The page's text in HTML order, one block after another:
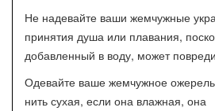
Не надевайте ваши жемчужные
принятия душа или плавания,
добавленный в воду, может
Одевайте ваше жемчужное
нить сухая, если она влажная, она